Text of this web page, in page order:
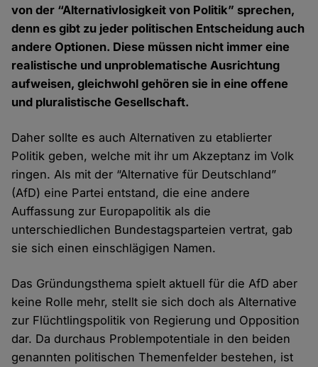
von der “Alternativlosigkeit von Politik” sprechen,
denn es gibt zu jeder politischen Entscheidung auch
andere Optionen. Diese müssen nicht immer eine
realistische und unproblematische Ausrichtung
aufweisen, gleichwohl gehören sie in eine offene
und pluralistische Gesellschaft.
Daher sollte es auch Alternativen zu etablierter
Politik geben, welche mit ihr um Akzeptanz im Volk
ringen. Als mit der “Alternative für Deutschland”
(AfD) eine Partei entstand, die eine andere
Auffassung zur Europapolitik als die
unterschiedlichen Bundestagsparteien vertrat, gab
sie sich einen einschlägigen Namen.
Das Gründungsthema spielt aktuell für die AfD aber
keine Rolle mehr, stellt sie sich doch als Alternative
zur Flüchtlingspolitik von Regierung und Opposition
dar. Da durchaus Problempotentiale in den beiden
genannten politischen Themenfelder bestehen, ist